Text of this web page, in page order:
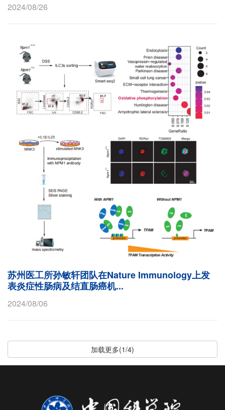
2024/08/26
苏州医工所孙敏轩团队在Nature Immunology上发
表炎症性肠病及结直肠癌机...
2024/08/06
加载更多(1/4)